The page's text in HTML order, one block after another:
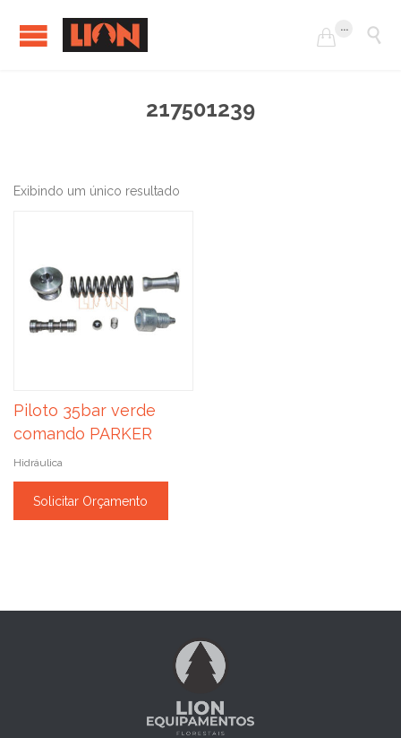

... 
217501239
Exibindo um único resultado
Piloto 35bar verde
comando PARKER
Hidráulica
Solicitar Orçamento